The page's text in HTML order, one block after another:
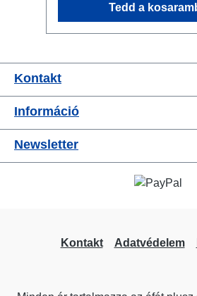
Schuko - Breakout 1x
NAC3MPXXB - Through Out
Tedd a
Kontakt
Információ
Newsletter
Kontakt Adatvédelem